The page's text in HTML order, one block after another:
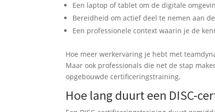
Een laptop of tablet om de digitale
Bereidheid om actief deel te nemen aan
Een professionele context waarin je de
Hoe meer werkervaring je hebt met
Maar ook professionals die net de stap
opgebouwde certificeringstraining.
Hoe lang duurt een DISC-